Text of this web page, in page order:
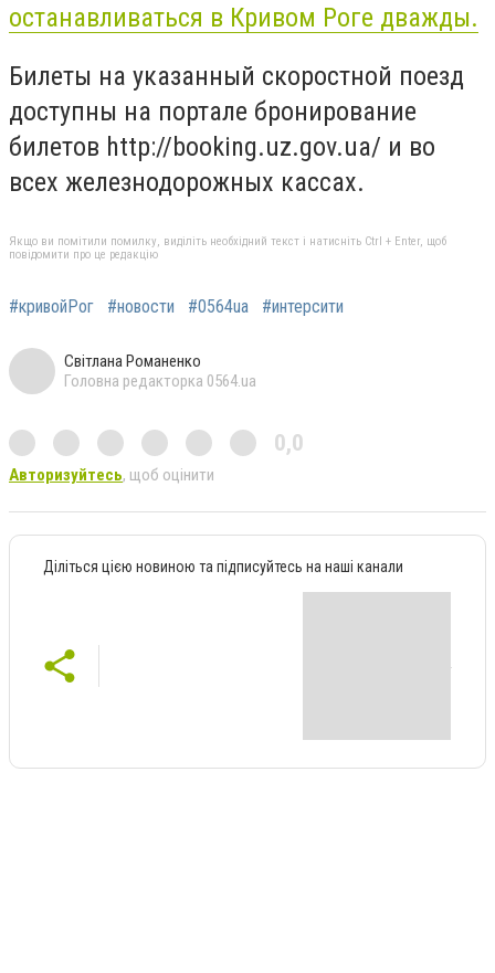
останавливаться в Кривом Роге дважды.
Билеты на указанный скоростной поезд
доступны на портале бронирование
билетов http://booking.uz.gov.ua/ и во
всех железнодорожных кассах.
Якщо ви помітили помилку, виділіть необхідний текст і натисніть Ctrl + Enter, щоб
повідомити про це редакцію
#кривойРог #новости #0564ua #интерсити
Світлана Романенко
Головна редакторка 0564.ua
0,0
Авторизуйтесь, щоб оцінити
Діліться цією новиною та підписуйтесь на наші канали